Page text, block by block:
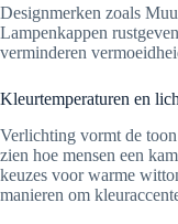
Designmerken zoals
Lampenkappen
verminderen
Kleurtemperaturen en
Verlichting vormt de
zien hoe mensen een
keuzes voor warme
manieren om